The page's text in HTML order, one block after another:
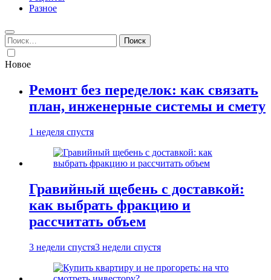
Разное
Найти:
Новое
Ремонт без переделок: как связать
план, инженерные системы и смету
1 неделя спустя
Гравийный щебень с доставкой:
как выбрать фракцию и
рассчитать объем
3 недели спустя3 недели спустя